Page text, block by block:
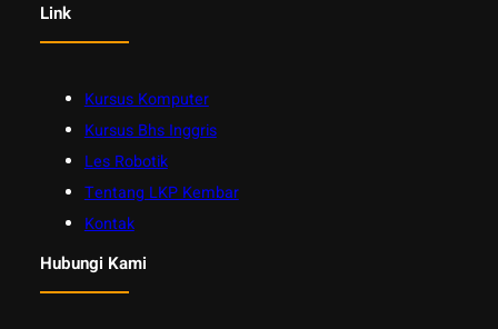
Link
Kursus Komputer
Kursus Bhs Inggris
Les Robotik
Tentang LKP Kembar
Kontak
Hubungi Kami